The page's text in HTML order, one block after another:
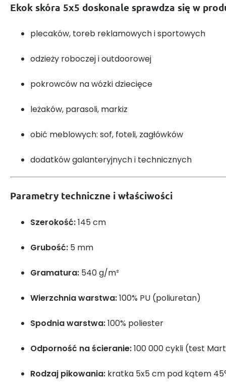
Ekok skóra 5x5 doskonale sprawdza się w
plecaków, toreb reklamowych i sportowych
odzieży roboczej i outdoorowej
pokrowców na wózki dziecięce
leżaków, parasoli, markiz
obić meblowych: sof, foteli, zagłówków
dodatków galanteryjnych i technicznych
Parametry techniczne i właściwości
Szerokość:145 cm
Grubość: 5 mm
Gramatura: 540 g/m²
Wierzchnia warstwa:100% PU (poliuretan)
Spodnia warstwa:100% poliester
Odporność na ścieranie:100 000 cykli (test
Rodzaj pikowania: kratka 5x5 cm pod kątem